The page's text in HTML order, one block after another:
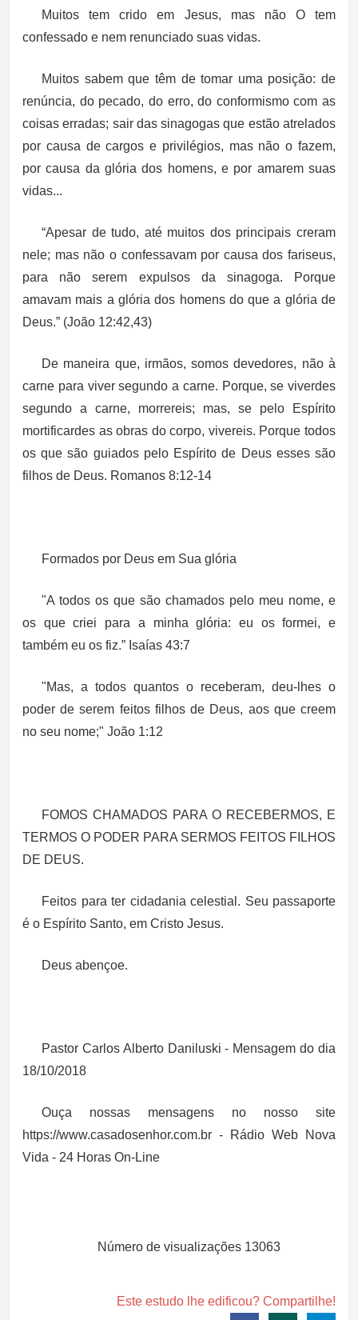
Muitos tem crido em Jesus, mas não O tem
confessado e nem renunciado suas vidas.
Muitos sabem que têm de tomar uma posição: de
renúncia, do pecado, do erro, do conformismo com as
coisas erradas; sair das sinagogas que estão atrelados
por causa de cargos e privilégios, mas não o fazem,
por causa da glória dos homens, e por amarem suas
vidas...
“Apesar de tudo, até muitos dos principais creram
nele; mas não o confessavam por causa dos fariseus,
para não serem expulsos da sinagoga. Porque
amavam mais a glória dos homens do que a glória de
Deus.” (João 12:42,43)
De maneira que, irmãos, somos devedores, não à
carne para viver segundo a carne. Porque, se viverdes
segundo a carne, morrereis; mas, se pelo Espírito
mortificardes as obras do corpo, vivereis. Porque todos
os que são guiados pelo Espírito de Deus esses são
filhos de Deus. Romanos 8:12-14
Formados por Deus em Sua glória
"A todos os que são chamados pelo meu nome, e
os que criei para a minha glória: eu os formei, e
também eu os fiz.” Isaías 43:7
"Mas, a todos quantos o receberam, deu-lhes o
poder de serem feitos filhos de Deus, aos que creem
no seu nome;" João 1:12
FOMOS CHAMADOS PARA O RECEBERMOS, E
TERMOS O PODER PARA SERMOS FEITOS FILHOS
DE DEUS.
Feitos para ter cidadania celestial. Seu passaporte
é o Espírito Santo, em Cristo Jesus.
Deus abençoe.
Pastor Carlos Alberto Daniluski - Mensagem do dia
18/10/2018
Ouça nossas mensagens no nosso site
https://www.casadosenhor.com.br - Rádio Web Nova
Vida - 24 Horas On-Line
Número de visualizações 13063
Este estudo lhe edificou? Compartilhe!